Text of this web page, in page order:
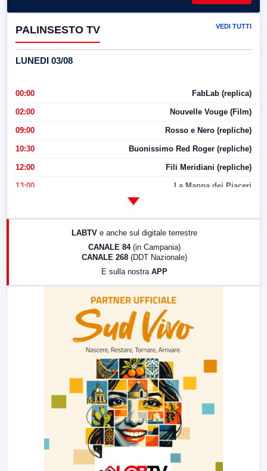
PALINSESTO TV VEDI TUTTI
LUNEDI 03/08
00:00 FabLab (replica)
02:00 Nouvelle Vouge (Film)
09:00 Rosso e Nero (repliche)
10:30 Buonissimo Red Roger (repliche)
12:00 Fili Meridiani (repliche)
13:00 La Mappa dei Piaceri
LABTV e anche sul digitale terrestre
CANALE 84 (in Campania)
CANALE 268 (DDT Nazionale)
E sulla nostra APP